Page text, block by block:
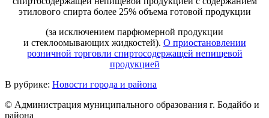
этилового спирта более 25% объема готовой продукции
(за исключением парфюмерной продукции
и стеклоомывающих жидкостей). О приостановлении
розничной торговли спиртосодержащей непищевой
продукцией
В рубрике: Новости города и района
© Администрация муниципального образования г. Бодайбо и
района